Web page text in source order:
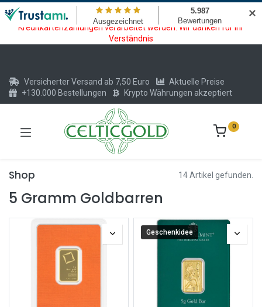
Wartungsarbeiten am Kreditkarten und Krypto Bezahlmodul. In der
Zeit vom 20.07. - 09.08.2026 können keine Krypto oder
Kreditkartenzahlungen verarbeitet werden. Wir danken für Ihr
Verständnis
Versicherter Versand ab 7,50 Euro
Aktuelle Preise
+130.000 Bestellungen
Krypto Währungen akzeptiert
0
Shop 14 Artikel gefunden.
5 Gramm Goldbarren
Geschenkidee
✕